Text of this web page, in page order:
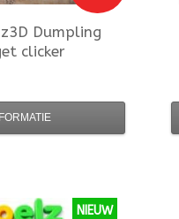
Dumpling
clicker
NIEUW